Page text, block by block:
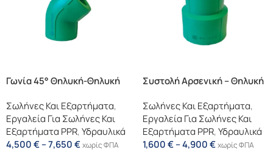
Γωνία 45° Θηλυκή-Θηλυκή
Σωλήνες Και Εξαρτήματα,
Εργαλεία Για Σωλήνες Και
Εξαρτήματα PPR,Υδραυλικά
4,500€–7,650€χωρίς ΦΠΑ
Συστολή Αρσενική – Θηλυκή
Σωλήνες Και Εξαρτήματα,
Εργαλεία Για Σωλήνες Και
Εξαρτήματα PPR,Υδραυλικά
1,600€–4,900€χωρίς ΦΠΑ